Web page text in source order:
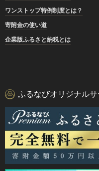
ワンストップ特例制度とは？
寄附金の使い道
企業版ふるさと納税とは
ふるなびオリジナルサ